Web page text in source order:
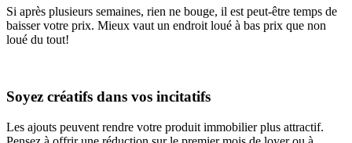
Si après plusieurs semaines, rien ne bouge, il est peut-être temps de
baisser votre prix. Mieux vaut un endroit loué à bas prix que non
loué du tout!
Soyez créatifs dans vos incitatifs
Les ajouts peuvent rendre votre produit immobilier plus attractif.